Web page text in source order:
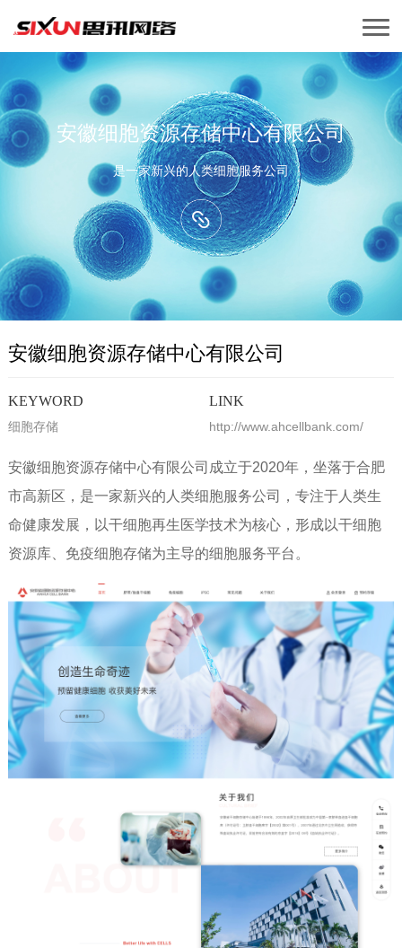
安徽细胞资源存储中心有限公司
是一家新兴的人类细胞服务公司
安徽细胞资源存储中心有限公司
KEYWORD
细胞存储
LINK
http://www.ahcellbank.com/
安徽细胞资源存储中心有限公司成立于2020年，坐落于合肥
市高新区，是一家新兴的人类细胞服务公司，专注于人类生
命健康发展，以干细胞再生医学技术为核心，形成以干细胞
资源库、免疫细胞存储为主导的细胞服务平台。